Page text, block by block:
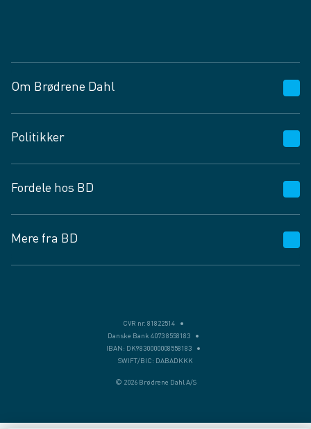
Om Brødrene Dahl
Vagttelefon 30 10 89 89
Spørgsmål og svar
Job og karriere
Fødevarekontrolrapport
Politikker
Privatlivspolitik
Cookies
Vilkår og betingelser
Fordele hos BD
BD app
BD.dk services
Mere fra BD
CVR nr. 81822514
Danske Bank 4073 8558183
IBAN: DK9830000008558183
SWIFT/BIC: DABADKKK
© 2026 Brødrene Dahl A/S